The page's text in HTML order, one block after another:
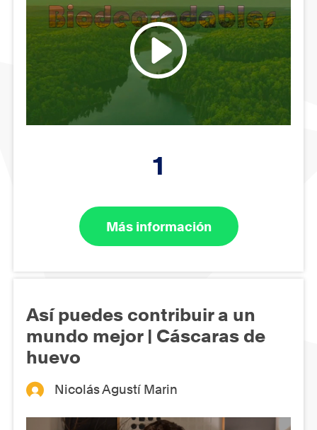
1
Más información
Así puedes contribuir a un
mundo mejor | Cáscaras de
huevo
Nicolás Agustí Marin